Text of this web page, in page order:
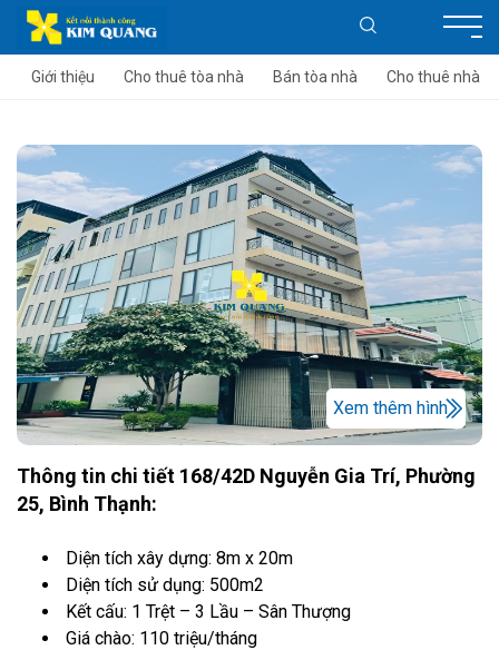
Giới thiệu Cho thuê tòa nhà Bán tòa nhà Cho thuê nhà
Xem thêm hình
Thông tin chi tiết 168/42D Nguyễn Gia Trí, Phường
25, Bình Thạnh:
Diện tích xây dựng: 8m x 20m
Diện tích sử dụng: 500m2
Kết cấu: 1 Trệt – 3 Lầu – Sân Thượng
Giá chào: 110 triệu/tháng